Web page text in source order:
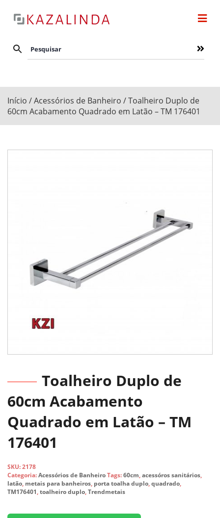
Início /Acessórios de Banheiro / Toalheiro Duplo de
60cm Acabamento Quadrado em Latão – TM 176401
Toalheiro Duplo de
60cm Acabamento
Quadrado em Latão – TM
176401
SKU:2178
Categoria:Acessórios de BanheiroTags:60cm,acessóros sanitários,
latão, metais para banheiros, porta toalha duplo,quadrado,
TM176401,toalheiro duplo,Trendmetais